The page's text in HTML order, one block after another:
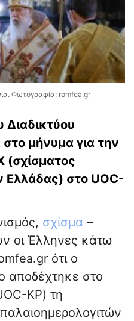
Φωτογραφία: romfea.gr
Διαδικτύου
μήνυμα για την
(σχίσματος
Ελλάδας) στο UOC-
σχίσμα –
οι Έλληνες κάτω
ότι ο
αποδέχτηκε στο
KP) τη